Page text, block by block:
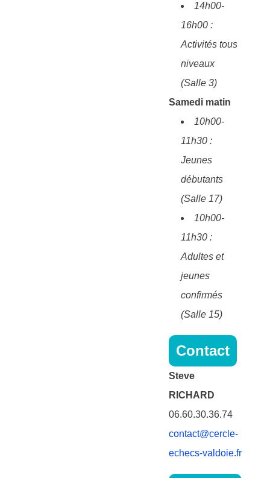
14h00-
16h00 :
Activités tous
niveaux
(Salle 3)
Samedi matin
10h00-
11h30 :
Jeunes
débutants
(Salle 17)
10h00-
11h30 :
Adultes et
jeunes
confirmés
(Salle 15)
Contact
Steve
RICHARD
06.60.30.36.74
contact@cercle-
echecs-valdoie.fr